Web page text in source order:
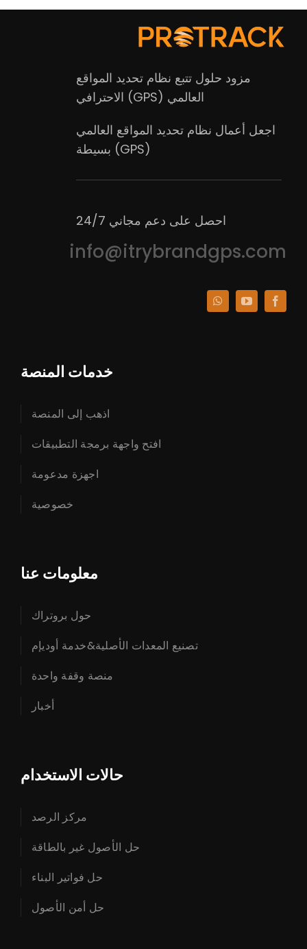
مزود حلول تتبع نظام تحديد المواقع
العالمي (GPS) الاحترافي
اجعل أعمال نظام تحديد المواقع العالمي
(GPS) بسيطة
احصل على دعم مجاني 24/7
info@itrybrandgps.com
خدمات المنصة
اذهب إلى المنصة
افتح واجهة برمجة التطبيقات
اجهزة مدعومة
خصوصية
معلومات عنا
حول بروتراك
تصنيع المعدات الأصلية&خدمة أوديإم
منصة وقفة واحدة
أخبار
حالات الاستخدام
مركز الرصد
حل الأصول غير بالطاقة
حل فواتير البناء
حل أمن الأصول